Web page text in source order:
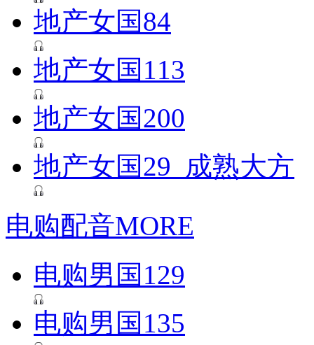
地产女国84
地产女国113
地产女国200
地产女国29_成熟大方
电购配音MORE
电购男国129
电购男国135